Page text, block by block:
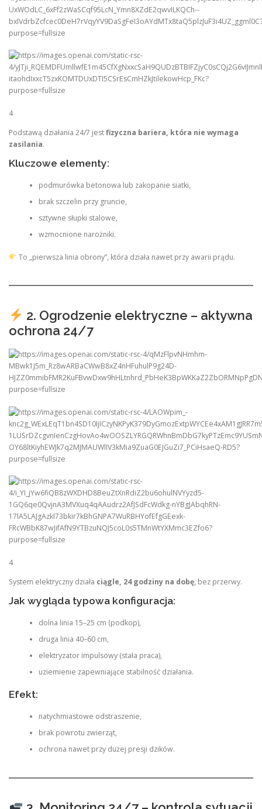
4
Podstawą działania 24/7 jestfizyczna bariera, która nie wymaga
zasilania.
Kluczowe elementy:
podmurówka betonowa lub zakopanie siatki,
brak szczelin przy gruncie,
sztywne słupki stalowe,
wzmocnione narożniki.
To „pierwsza linia obrony”, która działa nawet przy awarii prądu.
2. Ogrodzenie elektryczne – aktywna
ochrona 24/7
4
System elektryczny działa ciągle, 24 godziny na dobę, bez przerwy.
Jak wygląda typowa konfiguracja:
dolna linia 15–25 cm (podkop),
druga linia 40–60 cm,
elektryzator impulsowy (stała praca),
uziemienie zapewniające stabilność działania.
Efekt:
natychmiastowe odstraszenie,
brak powrotu zwierząt,
ochrona nawet przy dużej presji dzików.